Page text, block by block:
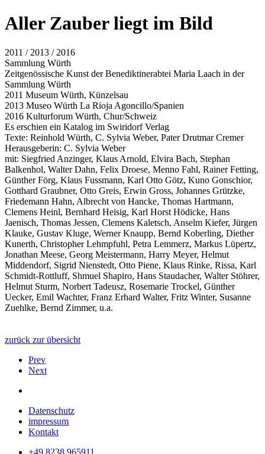
Aller Zauber liegt im Bild
2011 / 2013 / 2016
Sammlung Würth
Zeitgenössische Kunst der Benediktinerabtei Maria Laach in der
Sammlung Würth
2011 Museum Würth, Künzelsau
2013 Museo Würth La Rioja Agoncillo/Spanien
2016 Kulturforum Würth, Chur/Schweiz
Es erschien ein Katalog im Swiridorf Verlag
Texte: Reinhold Würth, C. Sylvia Weber, Pater Drutmar Cremer
Herausgeberin: C. Sylvia Weber
mit: Siegfried Anzinger, Klaus Arnold, Elvira Bach, Stephan
Balkenhol, Walter Dahn, Felix Droese, Menno Fahl, Rainer Fetting,
Günther Förg, Klaus Fussmann, Karl Otto Götz, Kuno Gonschior,
Gotthard Graubner, Otto Greis, Erwin Gross, Johannes Grützke,
Friedemann Hahn, Albrecht von Hancke, Thomas Hartmann,
Clemens Heinl, Bernhard Heisig, Karl Horst Hödicke, Hans
Jaenisch, Thomas Jessen, Clemens Kaletsch, Anselm Kiefer, Jürgen
Klauke, Gustav Kluge, Werner Knaupp, Bernd Koberling, Diether
Kunerth, Christopher Lehmpfuhl, Petra Lemmerz, Markus Lüpertz,
Jonathan Meese, Georg Meistermann, Harry Meyer, Helmut
Middendorf, Sigrid Nienstedt, Otto Piene, Klaus Rinke, Rissa, Karl
Schmidt-Rottluff, Shmuel Shapiro, Hans Staudacher, Walter Stöhrer,
Helmut Sturm, Norbert Tadeusz, Rosemarie Trockel, Günther
Uecker, Emil Wachter, Franz Erhard Walter, Fritz Winter, Susanne
Zuehlke, Bernd Zimmer, u.a.
zurück zur übersicht
Prev
Next
Datenschutz
impressum
Kontakt
+49 8238 965911